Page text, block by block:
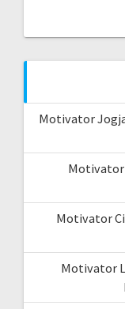
Motivator
Motivator
Motivator
Motivator